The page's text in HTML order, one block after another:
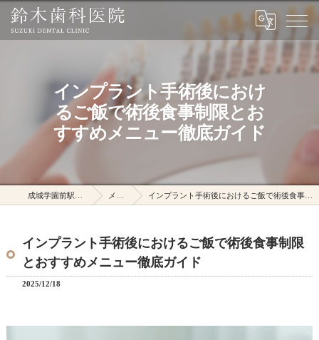
インプラント手術後におけ
るご飯で術後食事制限とお
すすめメニュー徹底ガイド
メディア インプラント手術後におけるご飯で術後食事制限とおすすめメニュー徹底ガイド
インプラント手術後におけるご飯で術後食事制限
とおすすめメニュー徹底ガイド
2025/12/18